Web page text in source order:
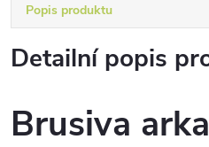
Popis produktu
Detailní popis
Brusiva